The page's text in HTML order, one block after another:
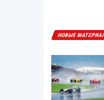
НОВЫЕ